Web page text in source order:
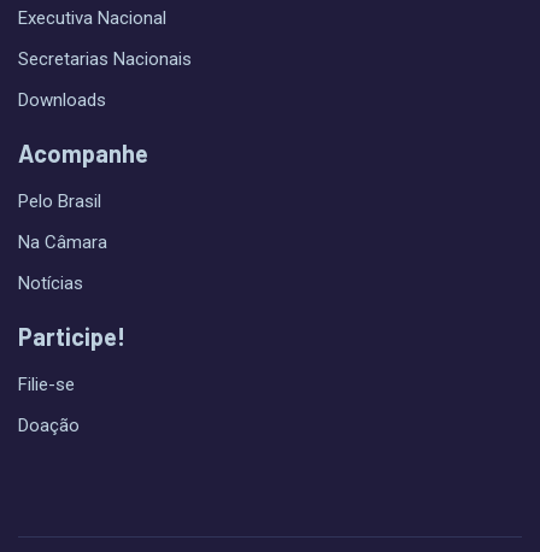
Executiva Nacional
Secretarias Nacionais
Downloads
Acompanhe
Pelo Brasil
Na Câmara
Notícias
Participe!
Filie-se
Doação